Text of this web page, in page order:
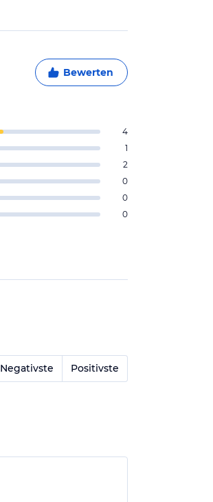
Bewerten
4
1
2
0
0
0
Negativste Positivste